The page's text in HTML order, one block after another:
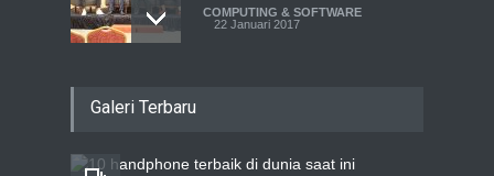
COMPUTING & SOFTWARE
22 Januari 2017
22 Januari 2017
Galeri Terbaru